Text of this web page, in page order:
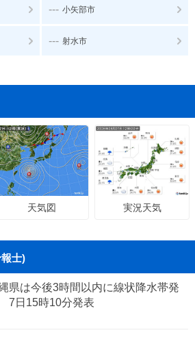
--- 小矢部市
--- 射水市
天気図 実況天気
士)
県は今後3時間以内に線状降水帯発
7日15時10分発表